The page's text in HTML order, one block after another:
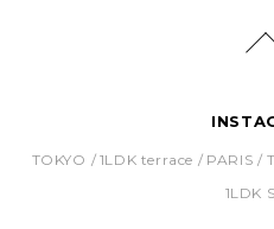
TOKYO 1LDK terrace PARIS
1LDK